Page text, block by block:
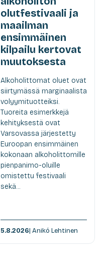
olutfestivaali ja
maailman
ensimmäinen
kilpailu kertovat
muutoksesta
Alkoholittomat oluet ovat
siirtymässä marginaalista
volyymituotteiksi.
Tuoreita esimerkkejä
kehityksestä ovat
Varsovassa järjestetty
Euroopan ensimmäinen
kokonaan alkoholittomille
pienpanimo-oluille
omistettu festivaali
sekä...
5.8.2026| Anikó Lehtinen